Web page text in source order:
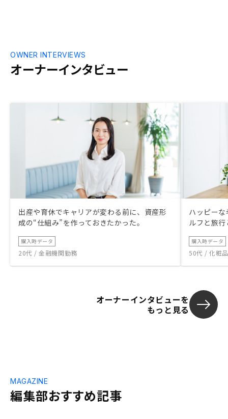
オーナーインタビュー
OWNER INTERVIEWS
出産や育休でキャリアが変わる前に、資産形
成の“仕組み”を作っておきたかった。
購入時データ
20代 / 金融機関勤務
ハッピー
ルフと旅
購入時データ
50代 / 化粧
オーナーインタビューを
もっと見る
編集部おすすめ記事
MAGAZINE